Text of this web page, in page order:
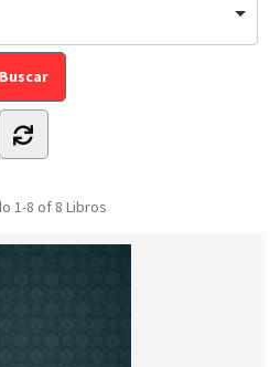
1-8 of 8 Libros